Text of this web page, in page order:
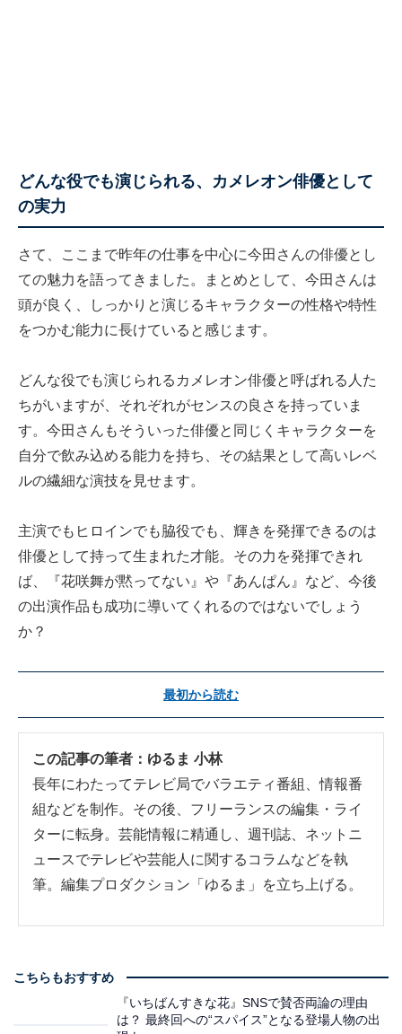
どんな役でも演じられる、カメレオン俳優として
の実力
さて、ここまで昨年の仕事を中心に今田さんの俳優とし
ての魅力を語ってきました。まとめとして、今田さんは
頭が良く、しっかりと演じるキャラクターの性格や特性
をつかむ能力に長けていると感じます。
どんな役でも演じられるカメレオン俳優と呼ばれる人た
ちがいますが、それぞれがセンスの良さを持っていま
す。今田さんもそういった俳優と同じくキャラクターを
自分で飲み込める能力を持ち、その結果として高いレベ
ルの繊細な演技を見せます。
主演でもヒロインでも脇役でも、輝きを発揮できるのは
俳優として持って生まれた才能。その力を発揮できれ
ば、『花咲舞が黙ってない』や『あんぱん』など、今後
の出演作品も成功に導いてくれるのではないでしょう
か？
最初から読む
この記事の筆者： ゆるま 小林
長年にわたってテレビ局でバラエティ番組、情報番
組などを制作。その後、フリーランスの編集・ライ
ターに転身。芸能情報に精通し、週刊誌、ネットニ
ュースでテレビや芸能人に関するコラムなどを執
筆。編集プロダクション「ゆるま」を立ち上げる。
こちらもおすすめ
『いちばんすきな花』SNSで賛否両論の理由
は？ 最終回への“スパイス”となる登場人物の出